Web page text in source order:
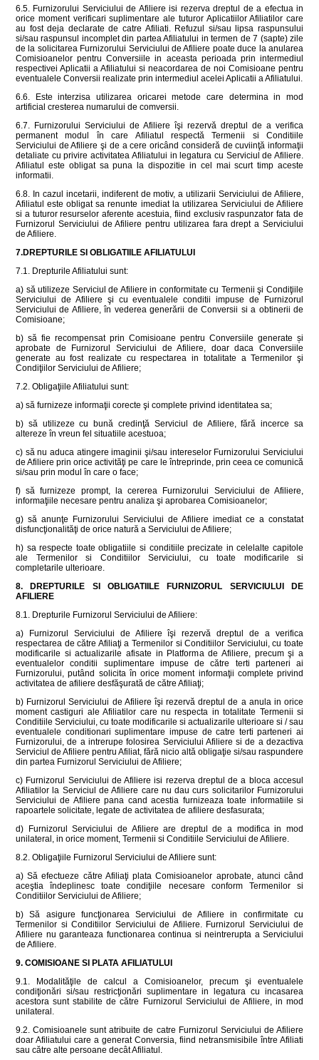
6.5. Furnizorului Serviciului de Afiliere isi rezerva dreptul de a efectua in
orice moment verificari suplimentare ale tuturor Aplicatiilor Afiliatilor care
au fost deja declarate de catre Afiliati. Refuzul si/sau lipsa raspunsului
si/sau raspunsul incomplet din partea Afiliatului in termen de 7 (sapte) zile
de la solicitarea Furnizorului Serviciului de Afiliere poate duce la anularea
Comisioanelor pentru Conversiile in aceasta perioada prin intermediul
respectivei Aplicatii a Afiliatului si neacordarea de noi Comisioane pentru
eventualele Conversii realizate prin intermediul acelei Aplicatii a Afiliatului.
6.6. Este interzisa utilizarea oricarei metode care determina in mod
artificial cresterea numarului de comversii.
6.7. Furnizorului Serviciului de Afiliere îşi rezervă dreptul de a verifica
permanent modul în care Afiliatul respectă Termenii si Conditiile
Serviciului de Afiliere şi de a cere oricând consideră de cuviinţă informaţii
detaliate cu privire activitatea Afiliatului in legatura cu Serviciul de Afiliere.
Afiliatul este obligat sa puna la dispozitie in cel mai scurt timp aceste
informatii.
6.8. In cazul incetarii, indiferent de motiv, a utilizarii Serviciului de Afiliere,
Afiliatul este obligat sa renunte imediat la utilizarea Serviciului de Afiliere
si a tuturor resurselor aferente acestuia, fiind exclusiv raspunzator fata de
Furnizorul Serviciului de Afiliere pentru utilizarea fara drept a Serviciului
de Afiliere.
7.DREPTURILE SI OBLIGATIILE AFILIATULUI
7.1. Drepturile Afiliatului sunt:
a) să utilizeze Serviciul de Afiliere in conformitate cu Termenii şi Condiţiile
Serviciului de Afiliere şi cu eventualele conditii impuse de Furnizorul
Serviciului de Afiliere, în vederea generării de Conversii si a obtinerii de
Comisioane;
b) să fie recompensat prin Comisioane pentru Conversiile generate și
aprobate de Furnizorul Serviciului de Afiliere, doar daca Conversiile
generate au fost realizate cu respectarea in totalitate a Termenilor şi
Condiţiilor Serviciului de Afiliere;
7.2. Obligaţiile Afiliatului sunt:
a) să furnizeze informaţii corecte şi complete privind identitatea sa;
b) să utilizeze cu bună credinţă Serviciul de Afiliere, fără incerce sa
altereze în vreun fel situatiile acestuoa;
c) să nu aduca atingere imaginii şi/sau intereselor Furnizorului Serviciului
de Afiliere prin orice activităţi pe care le întreprinde, prin ceea ce comunică
si/sau prin modul în care o face;
f) să furnizeze prompt, la cererea Furnizorului Serviciului de Afiliere,
informaţiile necesare pentru analiza şi aprobarea Comisioanelor;
g) să anunţe Furnizorului Serviciului de Afiliere imediat ce a constatat
disfuncţionalităţi de orice natură a Serviciului de Afiliere;
h) sa respecte toate obligatiile si conditiile precizate in celelalte capitole
ale Termenilor si Conditiilor Serviciului, cu toate modificarile si
completarile ulterioare.
8. DREPTURILE SI OBLIGATIILE FURNIZORUL SERVICIULUI DE
AFILIERE
8.1. Drepturile Furnizorul Serviciului de Afiliere:
a) Furnizorul Serviciului de Afiliere îşi rezervă dreptul de a verifica
respectarea de către Afiliaţi a Termenilor si Conditiilor Serviciului, cu toate
modificarile si actualizarile afisate in Platforma de Afiliere, precum şi a
eventualelor conditii suplimentare impuse de către terti parteneri ai
Furnizorului, putând solicita în orice moment informaţii complete privind
activitatea de afiliere desfăşurată de către Afiliaţi;
b) Furnizorul Serviciului de Afiliere îşi rezervă dreptul de a anula in orice
moment castiguri ale Afiliatilor care nu respecta in totalitate Termenii si
Conditiile Serviciului, cu toate modificarile si actualizarile ulterioare si / sau
eventualele conditionari suplimentare impuse de catre terti parteneri ai
Furnizorului, de a intrerupe folosirea Serviciului Afiliere si de a dezactiva
Serviciul de Afiliere pentru Afiliat, fără nicio altă obligaţie si/sau raspundere
din partea Furnizorul Serviciului de Afiliere;
c) Furnizorul Serviciului de Afiliere isi rezerva dreptul de a bloca accesul
Afiliatilor la Serviciul de Afiliere care nu dau curs solicitarilor Furnizorului
Serviciului de Afiliere pana cand acestia furnizeaza toate informatiile si
rapoartele solicitate, legate de activitatea de afiliere desfasurata;
d) Furnizorul Serviciului de Afiliere are dreptul de a modifica in mod
unilateral, in orice moment, Termenii si Conditiile Serviciului de Afiliere.
8.2. Obligaţiile Furnizorul Serviciului de Afiliere sunt:
a) Să efectueze către Afiliaţi plata Comisioanelor aprobate, atunci când
aceştia îndeplinesc toate condiţiile necesare conform Termenilor si
Conditiilor Serviciului de Afiliere;
b) Să asigure funcţionarea Serviciului de Afiliere in confirmitate cu
Termenilor si Conditiilor Serviciului de Afiliere. Furnizorul Serviciului de
Afiliere nu garanteaza functionarea continua si neintrerupta a Serviciului
de Afiliere.
9. COMISIOANE SI PLATA AFILIATULUI
9.1. Modalităţile de calcul a Comisioanelor, precum şi eventualele
condiţionări si/sau restricţionări suplimentare in legatura cu incasarea
acestora sunt stabilite de către Furnizorul Serviciului de Afiliere, in mod
unilateral.
9.2. Comisioanele sunt atribuite de catre Furnizorul Serviciului de Afiliere
doar Afiliatului care a generat Conversia, fiind netransmisibile între Afiliati
sau către alte persoane decât Afiliatul.